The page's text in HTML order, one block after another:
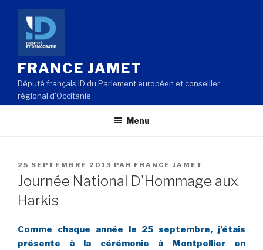
Aller
contenu
principal
FRANCE JAMET
Député français ID du Parlement européen et conseiller
régional d'Occitanie
Menu
PUBLIÉ
LE
25 SEPTEMBRE 2013 PAR FRANCE JAMET
Journée National D'Hommage aux
Harkis
Comme chaque année le 25 septembre, j’étais
présente à la cérémonie à Montpellier en